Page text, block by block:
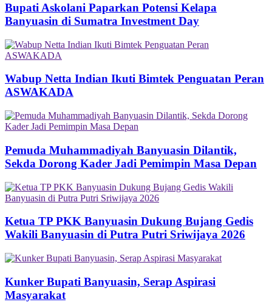
Bupati Askolani Paparkan Potensi Kelapa
Banyuasin di Sumatra Investment Day
Wabup Netta Indian Ikuti Bimtek Penguatan Peran
ASWAKADA
Pemuda Muhammadiyah Banyuasin Dilantik,
Sekda Dorong Kader Jadi Pemimpin Masa Depan
Ketua TP PKK Banyuasin Dukung Bujang Gedis
Wakili Banyuasin di Putra Putri Sriwijaya 2026
Kunker Bupati Banyuasin, Serap Aspirasi
Masyarakat